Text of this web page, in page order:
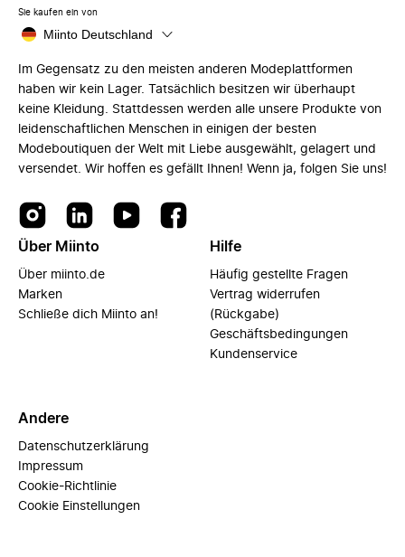
Sie kaufen ein von
Miinto Deutschland
Im Gegensatz zu den meisten anderen Modeplattformen
haben wir kein Lager. Tatsächlich besitzen wir überhaupt
keine Kleidung. Stattdessen werden alle unsere Produkte von
leidenschaftlichen Menschen in einigen der besten
Modeboutiquen der Welt mit Liebe ausgewählt, gelagert und
versendet. Wir hoffen es gefällt Ihnen! Wenn ja, folgen Sie uns!
Über Miinto
Über miinto.de
Marken
Schließe dich Miinto an!
Hilfe
Häufig gestellte Fragen
Vertrag widerrufen
(Rückgabe)
Geschäftsbedingungen
Kundenservice
Andere
Datenschutzerklärung
Impressum
Cookie-Richtlinie
Cookie Einstellungen